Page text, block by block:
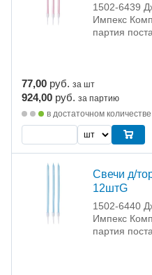
1502-6439
Импекс
партия
77,00 руб. за шт
924,00 руб. за партию
в достаточном количестве
Свечи д/
12штG
1502-6440
Импекс
партия